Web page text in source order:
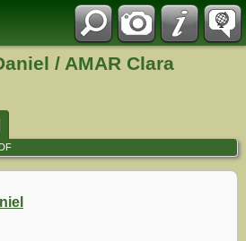
/ AMAR Clara